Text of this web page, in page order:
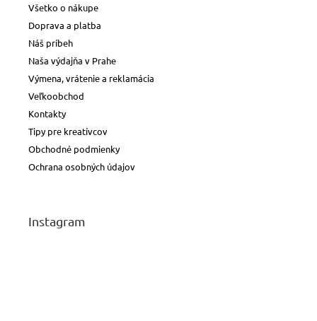
Všetko o nákupe
Doprava a platba
Náš príbeh
Naša výdajňa v Prahe
Výmena, vrátenie a reklamácia
Veľkoobchod
Kontakty
Tipy pre kreatívcov
Obchodné podmienky
Ochrana osobných údajov
Instagram